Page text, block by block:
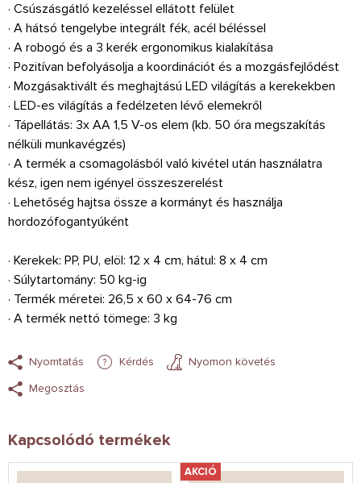
· Csúszásgátló kezeléssel ellátott felület
· A hátsó tengelybe integrált fék, acél béléssel
· A robogó és a 3 kerék ergonomikus kialakítása
· Pozitívan befolyásolja a koordinációt és a mozgásfejlődést
· Mozgásaktivált és meghajtású LED világítás a kerekekben
· LED-es világítás a fedélzeten lévő elemekről
· Tápellátás: 3x AA 1,5 V-os elem (kb. 50 óra megszakítás
nélküli munkavégzés)
· A termék a csomagolásból való kivétel után használatra
kész, igen nem igényel összeszerelést
· Lehetőség hajtsa össze a kormányt és használja
hordozófogantyúként
· Kerekek: PP, PU, ​​elöl: 12 x 4 cm, hátul: 8 x 4 cm
· Súlytartomány: 50 kg-ig
· Termék méretei: 26,5 x 60 x 64-76 cm
· A termék nettó tömege: 3 kg
Nyomtatás Kérdés
Nyomon követés
Megosztás
Kapcsolódó termékek
AKCIÓ